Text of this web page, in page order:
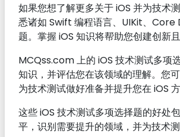
如果您想了解更多关于 iOS 并为技术
悉诸如 Swift 编程语言、UIKit、Core
题。掌握 iOS 知识将帮助您创建创新
MCQss.com 上的 iOS 技术测试多项
知识，并评估您在该领域的理解。您
为技术测试做好准备并提升您在 iOS 方
这些 iOS 技术测试多项选择题的好处
平，识别需要提升的领域，并为技术测